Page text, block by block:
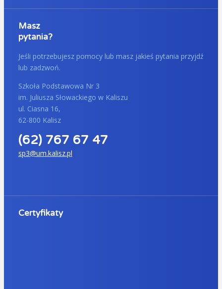
Masz
pytania?
Jeśli potrzebujesz pomocy lub masz jakieś pytania przyjdź
lub zadzwoń.
Szkoła Podstawowa Nr 3
im. Juliusza Słowackiego w Kaliszu
ul. Ciasna 16,
62-800 Kalisz
(62) 767 67 47
sp3@um.kalisz.pl
Certyfikaty